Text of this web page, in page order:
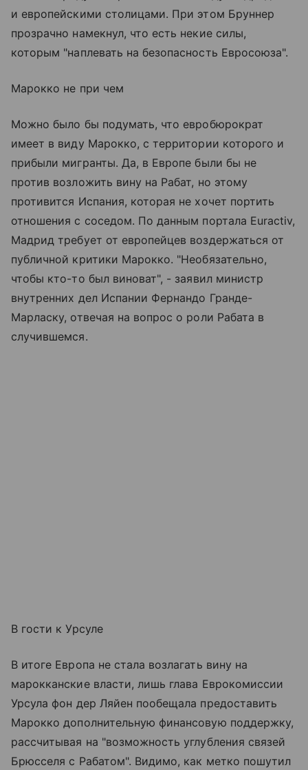
и европейскими столицами. При этом Бруннер
прозрачно намекнул, что есть некие силы,
которым "наплевать на безопасность Евросоюза".
Марокко не при чем
Можно было бы подумать, что евробюрократ
имеет в виду Марокко, с территории которого и
прибыли мигранты. Да, в Европе были бы не
против возложить вину на Рабат, но этому
противится Испания, которая не хочет портить
отношения с соседом. По данным портала Euractiv,
Мадрид требует от европейцев воздержаться от
публичной критики Марокко. "Необязательно,
чтобы кто-то был виноват", - заявил министр
внутренних дел Испании Фернандо Гранде-
Марласку, отвечая на вопрос о роли Рабата в
случившемся.
В гости к Урсуле
В итоге Европа не стала возлагать вину на
марокканские власти, лишь глава Еврокомиссии
Урсула фон дер Ляйен пообещала предоставить
Марокко дополнительную финансовую поддержку,
рассчитывая на "возможность углубления связей
Брюсселя с Рабатом". Видимо, как метко пошутил